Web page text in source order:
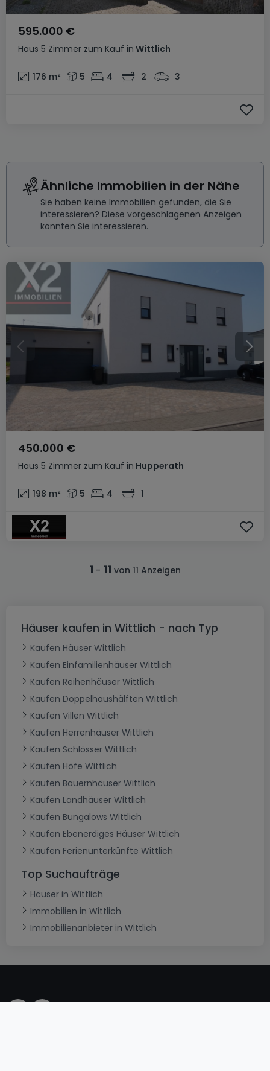
Haus 5 Zimmer zum Kauf in Wittlich
595.000 €
176 m² 5 4 2 3
Ähnliche Immobilien in der Nähe
Sie haben keine Immobilien gefunden, die Sie
interessieren? Diese vorgeschlagenen Anzeigen
könnten Sie interessieren.
Haus 5 Zimmer zum Kauf in Hupperath
450.000 €
198 m² 5 4 1
1 - 11 von 11 Anzeigen
Häuser kaufen in Wittlich - nach Typ
Kaufen Häuser Wittlich
Kaufen Einfamilienhäuser Wittlich
Kaufen Reihenhäuser Wittlich
Kaufen Doppelhaushälften Wittlich
Kaufen Villen Wittlich
Kaufen Herrenhäuser Wittlich
Kaufen Schlösser Wittlich
Kaufen Höfe Wittlich
Kaufen Bauernhäuser Wittlich
Kaufen Landhäuser Wittlich
Kaufen Bungalows Wittlich
Kaufen Ebenerdiges Häuser Wittlich
Kaufen Ferienunterkünfte Wittlich
Top Suchaufträge
Häuser in Wittlich
Immobilien in Wittlich
Immobilienanbieter in Wittlich